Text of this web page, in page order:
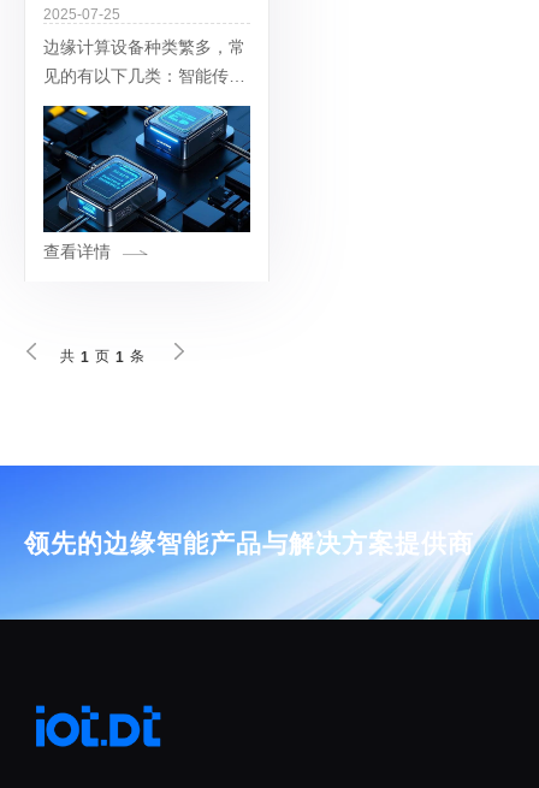
的边缘计算设备？
2025-07-25
边缘计算设备种类繁多，常
见的有以下几类：智能传感
器：通常内置智能芯片和边
缘计算模块，不仅能实时或
定时采集设备、环境等的状
态信息，还可就地对数据进
行归类、分析、封
查看详情
共 1 页 1 条
领先的边缘智能产品与解决方案提供商